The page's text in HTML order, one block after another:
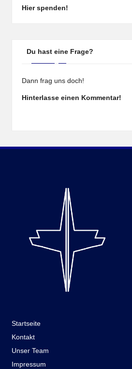
Hier spenden!
Du hast eine Frage?
Dann frag uns doch!
Hinterlasse einen Kommentar!
Startseite
Kontakt
Unser Team
Impressum